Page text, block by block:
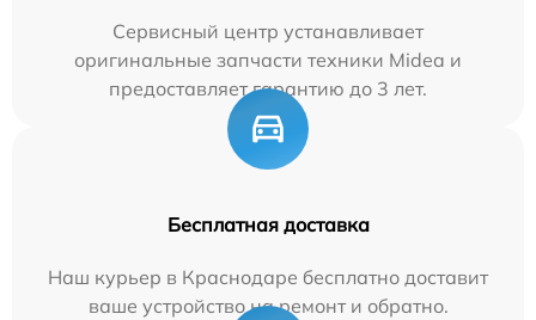
Сервисный центр устанавливает
оригинальные запчасти техники Midea и
предоставляет гарантию до 3 лет.
Бесплатная доставка
Наш курьер в Краснодаре бесплатно доставит
ваше устройство на ремонт и обратно.